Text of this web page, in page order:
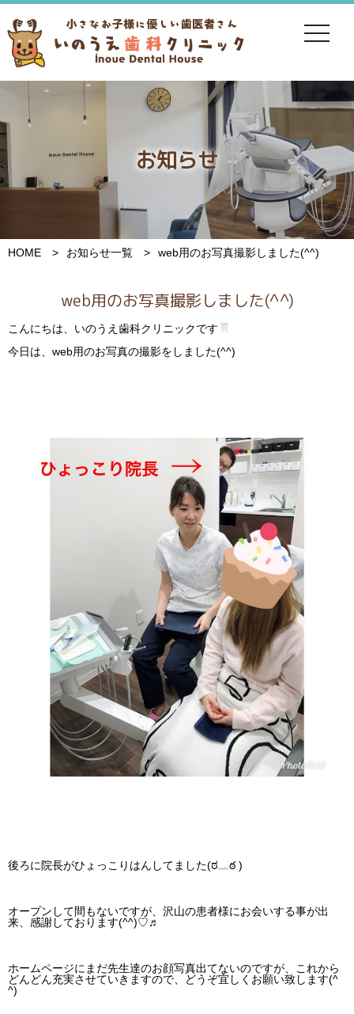
toggle
お知らせ
HOME お知らせ一覧 web用のお写真撮影しました(^^)
web用のお写真撮影しました(^^)
こんにちは、いのうえ歯科クリニックです
今日は、web用のお写真の撮影をしました(^^)
後ろに院長がひょっこりはんしてました(ಠ﹏ఠ )
オープンして間もないですが、沢山の患者様にお会いする事が出
来、感謝しております(^^)♡♬
ホームページにまだ先生達のお顔写真出てないのですが、これから
どんどん充実させていきますので、どうぞ宜しくお願い致します(^
^)